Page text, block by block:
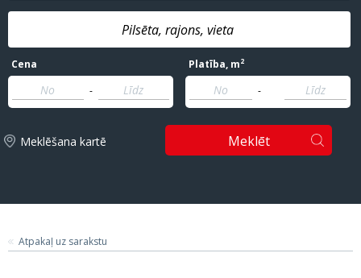
Cena
-
Platība, m2
-
Meklēšana kartē Meklēt
Atpakaļ uz sarakstu